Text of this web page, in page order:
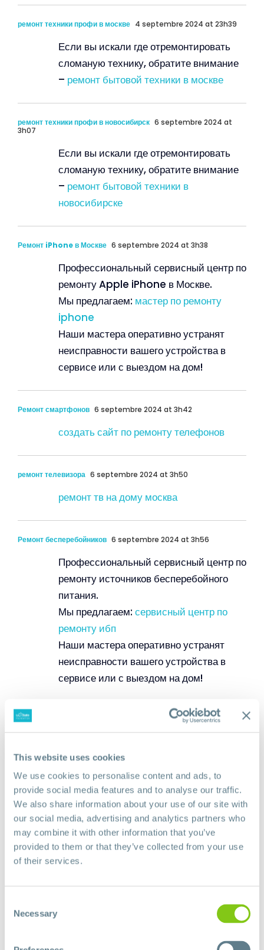
This website uses cookies
We use cookies to personalise content and ads, to
provide social media features and to analyse our traffic.
We also share information about your use of our site with
our social media, advertising and analytics partners who
may combine it with other information that you’ve
provided to them or that they’ve collected from your use
of their services.
Selection
Necessary
ремонт техники профи в москве 4 septembre 2024 at 23h39
Если вы искали где отремонтировать
сломаную технику, обратите внимание
– ремонт бытовой техники в москве
ремонт техники профи в новосибирск 6 septembre 2024 at
3h07
Если вы искали где отремонтировать
сломаную технику, обратите внимание
– ремонт бытовой техники в
новосибирске
Ремонт iPhone в Москве 6 septembre 2024 at 3h38
Профессиональный сервисный центр по
ремонту Apple iPhone в Москве.
Мы предлагаем: мастер по ремонту
iphone
Наши мастера оперативно устранят
неисправности вашего устройства в
сервисе или с выездом на дом!
Ремонт смартфонов 6 septembre 2024 at 3h42
создать сайт по ремонту телефонов
ремонт телевизора 6 septembre 2024 at 3h50
ремонт тв на дому москва
Ремонт бесперебойников 6 septembre 2024 at 3h56
Профессиональный сервисный центр по
ремонту источников бесперебойного
питания.
Мы предлагаем: сервисный центр по
ремонту ибп
Наши мастера оперативно устранят
неисправности вашего устройства в
сервисе или с выездом на дом!
ремонт бытовой техники в барнаул 6 septembre 2024 at 21h27
сломаную технику, обратите внимание
–ремонт бытовой техники в барнаул
сервис профи челябинск 6 septembre 2024 at 23h30
Если вы искали где отремонтировать
сломаную технику, обратите внимание
Ремонт варочных панелей в Москве
7 septembre 2024 at